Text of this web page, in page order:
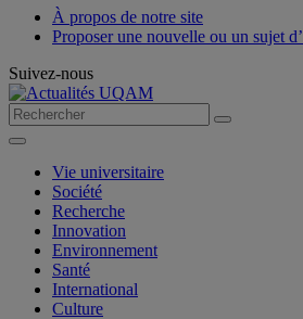
À propos de notre site
Proposer une nouvelle ou un sujet
Suivez-nous
Vie universitaire
Société
Recherche
Innovation
Environnement
Santé
International
Culture